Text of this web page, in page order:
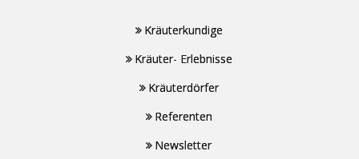
Kräuterkundige
Kräuter- Erlebnisse
Kräuterdörfer
Referenten
Newsletter